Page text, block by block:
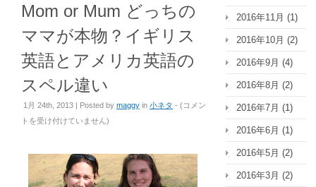
Mom or Mum どっちの
ママが本物？イギリス
英語とアメリカ英語の
スペル違い
1月 24th, 2013 | Posted by maggy in 小ネタ - (Mom
っ
ち
コメン
トを受け付けていません)
2016年11月 (1)
2016年10月 (2)
2016年9月 (4)
2016年8月 (2)
2016年7月 (1)
2016年6月 (1)
2016年5月 (2)
2016年3月 (2)